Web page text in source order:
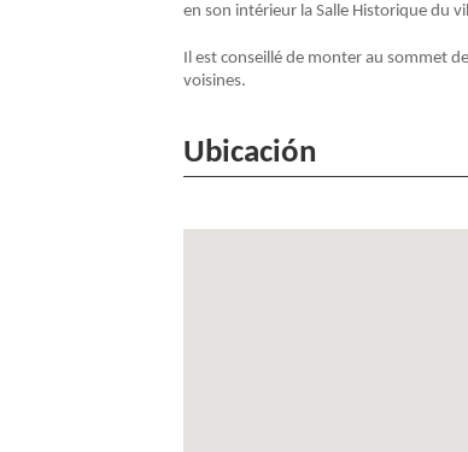
en son intérieur la Salle Historique du
Il est conseillé de monter au sommet
voisines.
Ubicación